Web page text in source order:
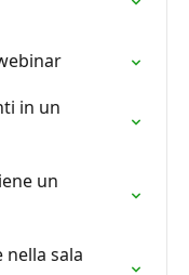
in un
un
sala